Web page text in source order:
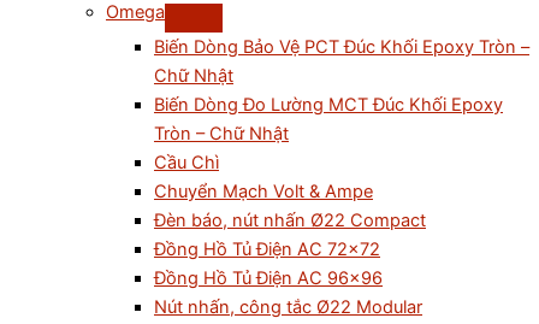
Omega
Biến Dòng Bảo Vệ PCT Đúc Khối Epoxy Tròn –
Chữ Nhật
Biến Dòng Đo Lường MCT Đúc Khối Epoxy
Tròn – Chữ Nhật
Cầu Chì
Chuyển Mạch Volt & Ampe
Đèn báo, nút nhấn Ø22 Compact
Đồng Hồ Tủ Điện AC 72×72
Đồng Hồ Tủ Điện AC 96×96
Nút nhấn, công tắc Ø22 Modular